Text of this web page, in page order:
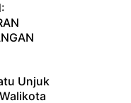
Unjuk